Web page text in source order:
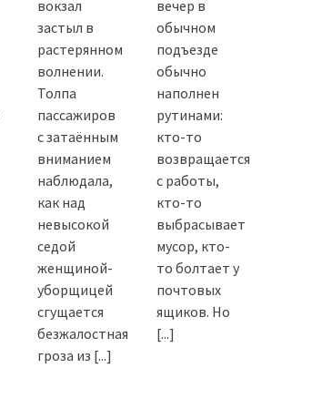
вокзал
застыл в
растерянном
волнении.
Толпа
пассажиров
с затаённым
вниманием
наблюдала,
как над
невысокой
седой
женщиной-
уборщицей
сгущается
безжалостная
гроза из [...]
вечер в
обычном
подъезде
обычно
наполнен
рутинами:
кто-то
возвращается
с работы,
кто-то
выбрасывает
мусор, кто-
то болтает у
почтовых
ящиков. Но
[...]